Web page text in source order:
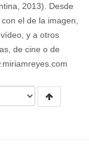
2013). Desde
el de la imagen,
y a otros
de cine o de